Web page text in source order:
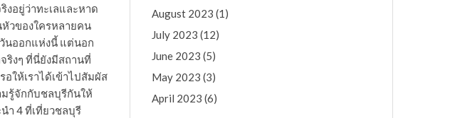
งอยู่ว่าทะเลและหาด
วของใครหลายคน
นออกแห่งนี้ แต่นอก
ริงๆ ที่นี่ยังมีสถานที่
ให้เราได้เข้าไปสัมผัส
รู้จักกับชลบุรีกันให้
ำ 4 ที่เที่ยวชลบุรี
August 2023 (1)
July 2023 (12)
June 2023 (5)
May 2023 (3)
April 2023 (6)